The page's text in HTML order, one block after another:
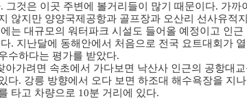
그것은 이곳 주변에 볼거리들이 많기 때문이다. 가까
않지만 양양국제공항과 골프장과 오산리 선사유적
는 대규모의 워터파크 시설도 들어올 예정이고 인근
. 지난달에 동해안에서 처음으로 전국 요트대회가
수하다는 평가를 받았다.
아가려면 속초에서 가다보면 낙산사 인근의 공항대
다. 강릉 방향에서 오다 보면 하조대 해수욕장을 지나
타고 차량으로 10분 거리에 있다.